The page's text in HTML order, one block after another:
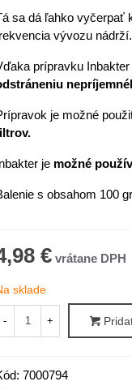
sa dá ľahko vyčerpať
vývozu nádrží.
prípravku
je možné
je možné
s obsahom 100
€
sklade
- +
7000794